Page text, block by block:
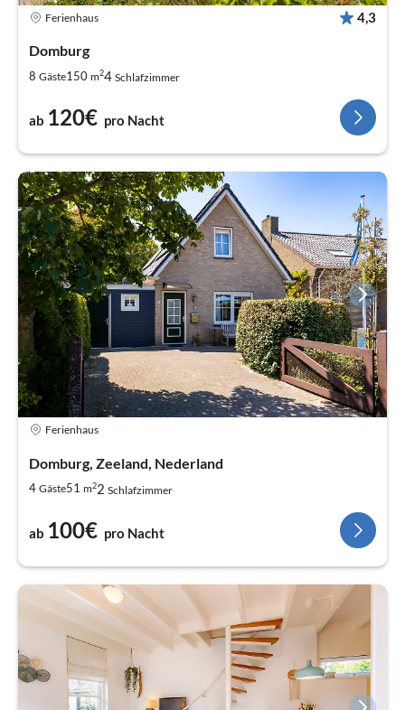
Ferienhaus 4,3
Domburg
8 Gäste150 m24 Schlafzimmer
ab 120€ pro Nacht
Ferienhaus
Domburg, Zeeland, Nederland
4 Gäste51 m22 Schlafzimmer
ab 100€ pro Nacht